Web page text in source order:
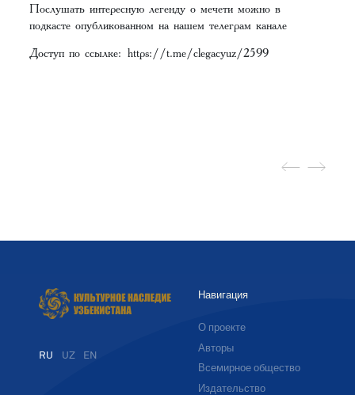
Послушать интересную легенду о мечети можно в
подкасте опубликованном на нашем телеграм канале
Доступ по ссылке:https://t.me/clegacyuz/2599
RU UZ EN
Навигация
О проекте
Авторы
Всемирное общество
Издательство